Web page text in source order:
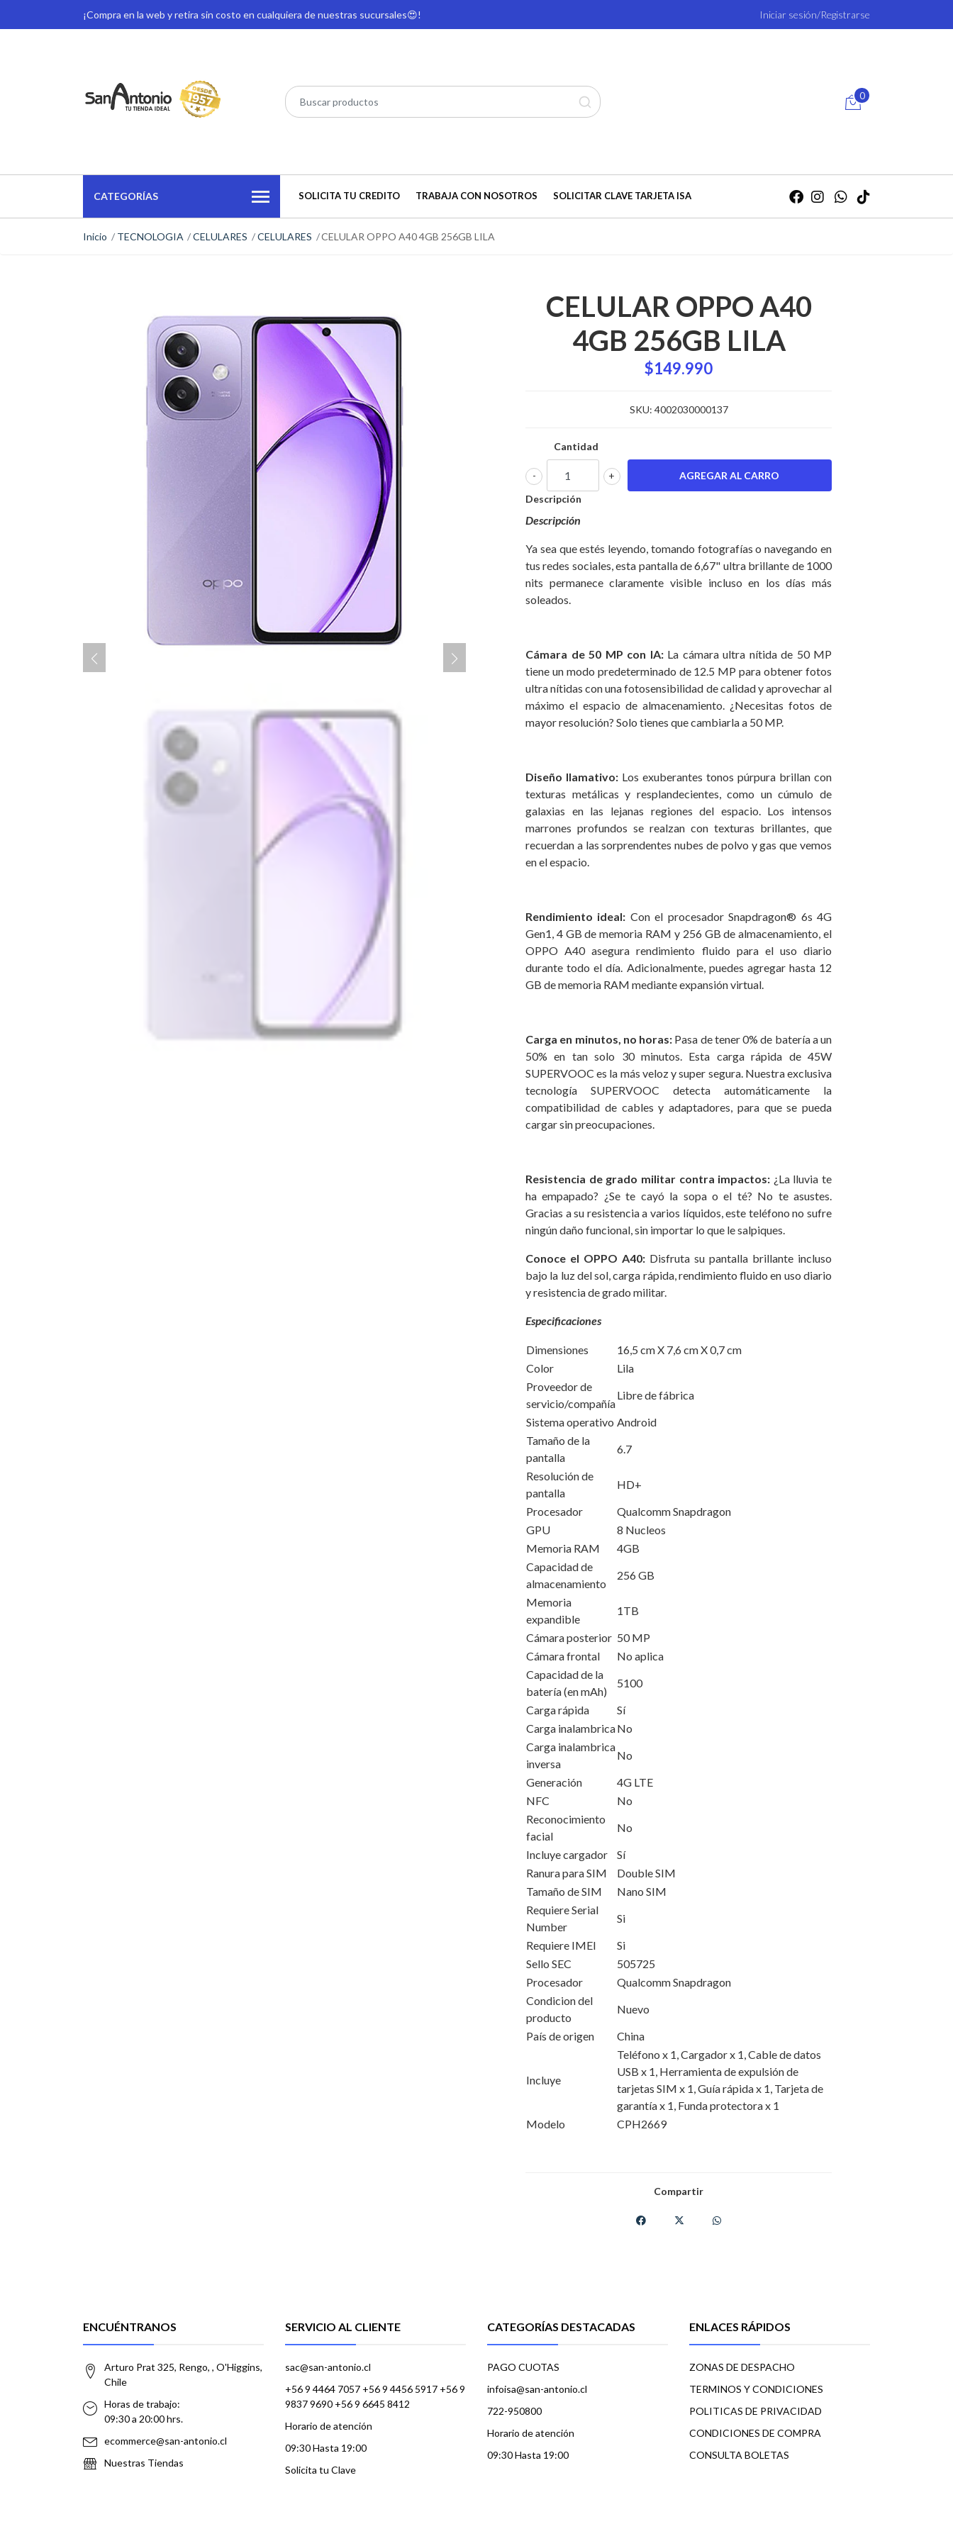
¡Compra en la web y retira sin costo en cualquiera de nuestras sucursales😍! Iniciar sesión/Registrarse
0
CATEGORÍAS SOLICITA TU CREDITO TRABAJA CON NOSOTROS SOLICITAR CLAVE TARJETA ISA
Inicio TECNOLOGIA CELULARES CELULARES CELULAR OPPO A40 4GB 256GB LILA
CELULAR OPPO A40
4GB 256GB LILA
$149.990
SKU: 4002030000137
Cantidad
+
-
Descripción
Descripción
Ya sea que estés leyendo, tomando fotografías o navegando en
tus redes sociales, esta pantalla de 6,67" ultra brillante de 1000
nits permanece claramente visible incluso en los días más
soleados.
Cámara de 50 MP con IA: La cámara ultra nítida de 50 MP
tiene un modo predeterminado de 12.5 MP para obtener fotos
ultra nítidas con una fotosensibilidad de calidad y aprovechar al
máximo el espacio de almacenamiento. ¿Necesitas fotos de
mayor resolución? Solo tienes que cambiarla a 50 MP.
Diseño llamativo: Los exuberantes tonos púrpura brillan con
texturas metálicas y resplandecientes, como un cúmulo de
galaxias en las lejanas regiones del espacio. Los intensos
marrones profundos se realzan con texturas brillantes, que
recuerdan a las sorprendentes nubes de polvo y gas que vemos
en el espacio.
Rendimiento ideal: Con el procesador Snapdragon® 6s 4G
Gen1, 4 GB de memoria RAM y 256 GB de almacenamiento, el
OPPO A40 asegura rendimiento fluido para el uso diario
durante todo el día. Adicionalmente, puedes agregar hasta 12
GB de memoria RAM mediante expansión virtual.
Carga en minutos, no horas: Pasa de tener 0% de batería a un
50% en tan solo 30 minutos. Esta carga rápida de 45W
SUPERVOOC es la más veloz y super segura. Nuestra exclusiva
tecnología SUPERVOOC detecta automáticamente la
compatibilidad de cables y adaptadores, para que se pueda
cargar sin preocupaciones.
Resistencia de grado militar contra impactos: ¿La lluvia te
ha empapado? ¿Se te cayó la sopa o el té? No te asustes.
Gracias a su resistencia a varios líquidos, este teléfono no sufre
ningún daño funcional, sin importar lo que le salpiques.
Conoce el OPPO A40: Disfruta su pantalla brillante incluso
bajo la luz del sol, carga rápida, rendimiento fluido en uso diario
y resistencia de grado militar.
Especificaciones
Dimensiones
16,5 cm X 7,6 cm X 0,7 cm
Color
Lila
Proveedor de
servicio/compañía
Libre de fábrica
Sistema operativo Android
Tamaño de la
pantalla
6.7
Resolución de
pantalla
HD+
Procesador
Qualcomm Snapdragon
GPU
8 Nucleos
Memoria RAM
4GB
Capacidad de
almacenamiento
256 GB
Memoria
expandible
1TB
Cámara posterior 50 MP
Cámara frontal
No aplica
Capacidad de la
batería (en mAh)
5100
Carga rápida
Sí
Carga inalambricaNo
Carga inalambrica
inversa
No
Generación
4G LTE
NFC
No
Reconocimiento
facial
No
Incluye cargador
Sí
Ranura para SIM
Double SIM
Tamaño de SIM
Nano SIM
Requiere Serial
Number
Si
Requiere IMEI
Si
Sello SEC
505725
Procesador
Qualcomm Snapdragon
Condicion del
producto
Nuevo
País de origen
China
Incluye
Teléfono x 1, Cargador x 1, Cable de datos
USB x 1, Herramienta de expulsión de
tarjetas SIM x 1, Guía rápida x 1, Tarjeta de
garantía x 1, Funda protectora x 1
Modelo
CPH2669
Compartir
ENCUÉNTRANOS
Arturo Prat 325, Rengo, , O'Higgins,
Chile
Horas de trabajo:
09:30 a 20:00 hrs.
ecommerce@san-antonio.cl
Nuestras Tiendas
SERVICIO AL CLIENTE
sac@san-antonio.cl
+56 9 4464 7057 +56 9 4456 5917 +56 9
9837 9690 +56 9 6645 8412
Horario de atención
09:30 Hasta 19:00
Solicita tu Clave
CATEGORÍAS DESTACADAS
PAGO CUOTAS
infoisa@san-antonio.cl
722-950800
Horario de atención
09:30 Hasta 19:00
ENLACES RÁPIDOS
ZONAS DE DESPACHO
TERMINOS Y CONDICIONES
POLITICAS DE PRIVACIDAD
CONDICIONES DE COMPRA
CONSULTA BOLETAS